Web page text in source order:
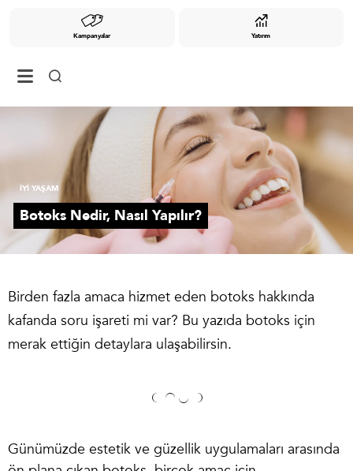
Kampanyalar Yatırım
İYİ YAŞAM
Botoks Nedir, Nasıl Yapılır?
Birden fazla amaca hizmet eden botoks hakkında
kafanda soru işareti mi var? Bu yazıda botoks için
merak ettiğin detaylara ulaşabilirsin.
Günümüzde estetik ve güzellik uygulamaları arasında